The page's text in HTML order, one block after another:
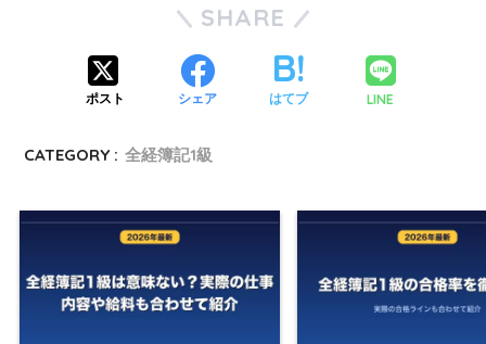
SHARE
ポスト シェア はてブ LINE
CATEGORY : 全経簿記1級